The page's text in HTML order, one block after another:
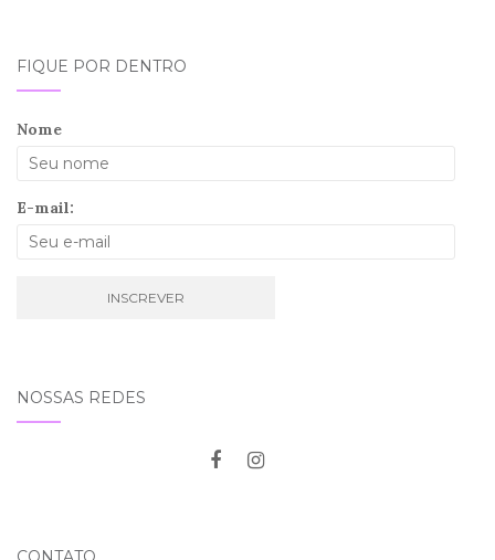
FIQUE POR DENTRO
Nome
E-mail:
NOSSAS REDES